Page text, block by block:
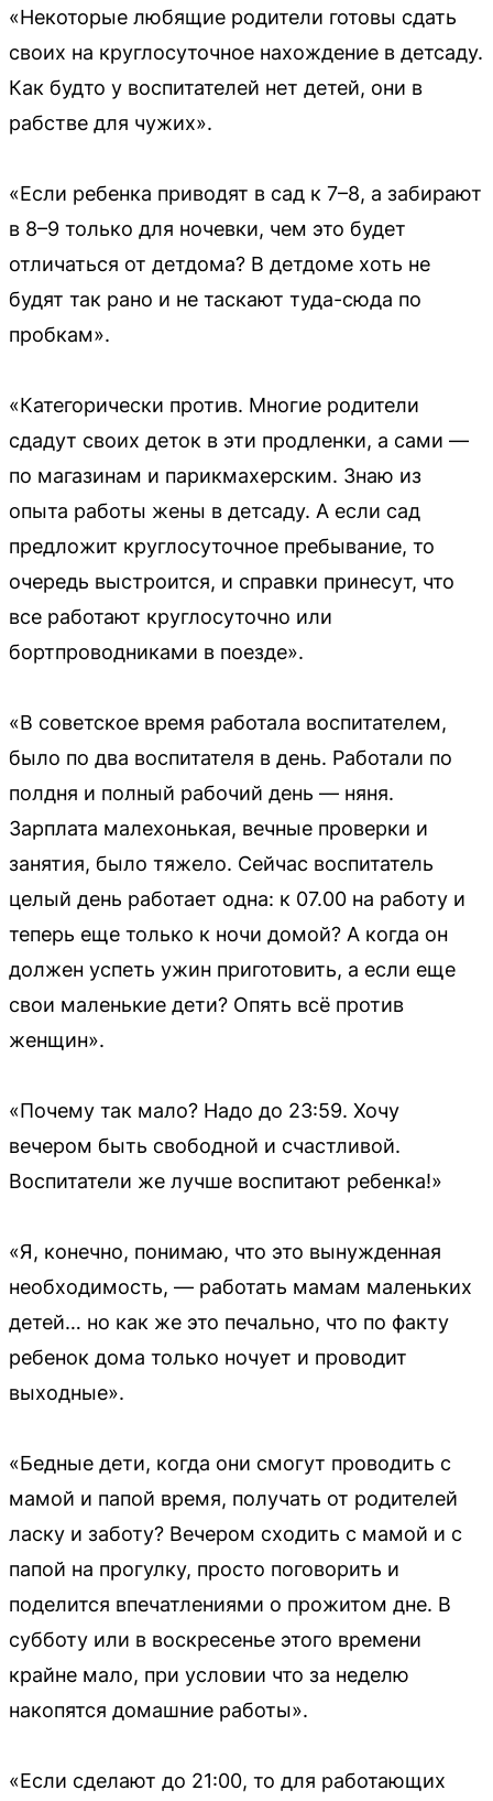
«Некоторые любящие родители готовы сдать
своих на круглосуточное нахождение в детсаду.
Как будто у воспитателей нет детей, они в
рабстве для чужих».
«Если ребенка приводят в сад к 7–8, а забирают
в 8–9 только для ночевки, чем это будет
отличаться от детдома? В детдоме хоть не
будят так рано и не таскают туда-сюда по
пробкам».
«Категорически против. Многие родители
сдадут своих деток в эти продленки, а сами —
по магазинам и парикмахерским. Знаю из
опыта работы жены в детсаду. А если сад
предложит круглосуточное пребывание, то
очередь выстроится, и справки принесут, что
все работают круглосуточно или
бортпроводниками в поезде».
«В советское время работала воспитателем,
было по два воспитателя в день. Работали по
полдня и полный рабочий день — няня.
Зарплата малехонькая, вечные проверки и
занятия, было тяжело. Сейчас воспитатель
целый день работает одна: к 07.00 на работу и
теперь еще только к ночи домой? А когда он
должен успеть ужин приготовить, а если еще
свои маленькие дети? Опять всё против
женщин».
«Почему так мало? Надо до 23:59. Хочу
вечером быть свободной и счастливой.
Воспитатели же лучше воспитают ребенка!»
«Я, конечно, понимаю, что это вынужденная
необходимость, — работать мамам маленьких
детей… но как же это печально, что по факту
ребенок дома только ночует и проводит
выходные».
«Бедные дети, когда они смогут проводить с
мамой и папой время, получать от родителей
ласку и заботу? Вечером сходить с мамой и с
папой на прогулку, просто поговорить и
поделится впечатлениями о прожитом дне. В
субботу или в воскресенье этого времени
крайне мало, при условии что за неделю
накопятся домашние работы».
«Если сделают до 21:00, то для работающих